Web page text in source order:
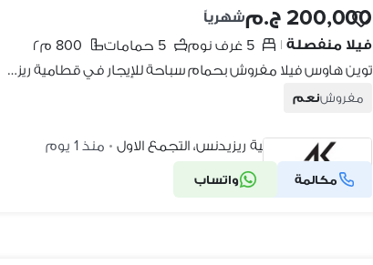
200,000 ج.م
شهرياً
فيلا منفصلة | 5 غرف نوم 5 حمامات
800 م٢
توين هاوس فيلا مفروش بحمام سباحة للإيجار في قطامية ريزيدنس - القاهرة الجديدة
مفروشنعم
كومباوند قطامية ريزيدنس، التجمع الاول • منذ 1 يوم
مكالمة واتساب شركة موثقة